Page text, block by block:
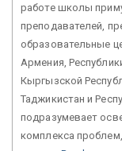
работе школы
преподавателей,
образовательные
Армения,
Кыргызской
Таджикистан и
подразумевает
комплекса